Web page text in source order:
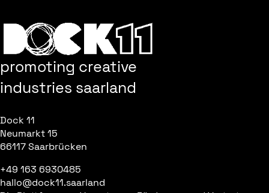
promoting creative
industries saarland
Dock 11
Neumarkt 15
66117 Saarbrücken
+49 163 6930485
hallo@dock11.saarland